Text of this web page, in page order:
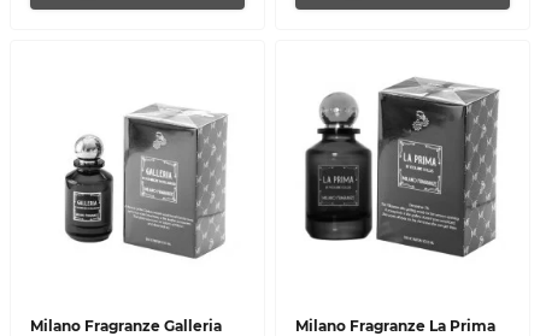
Milano Fragranze Galleria Milano Fragranze La Prima